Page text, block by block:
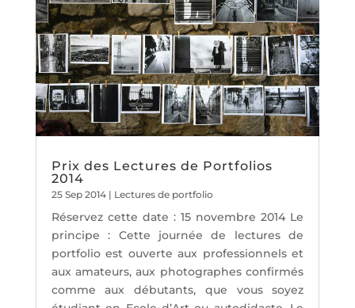
Prix des Lectures de Portfolios
2014
25 Sep 2014| Lectures de portfolio
Réservez cette date : 15 novembre 2014 Le
principe : Cette journée de lectures de
portfolio est ouverte aux professionnels et
aux amateurs, aux photographes confirmés
comme aux débutants, que vous soyez